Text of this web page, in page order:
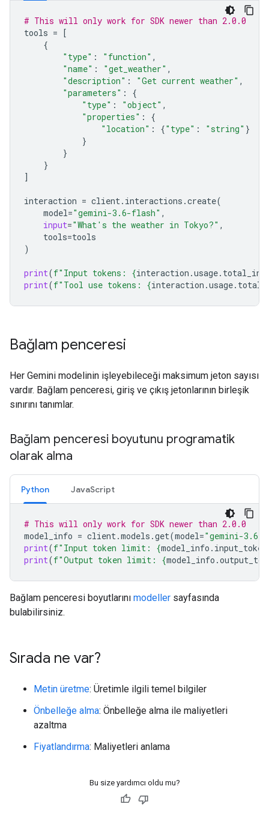
# This will only work for SDK newer than 2.0.0
tools = [
{
"type" : "function" ,
"name" : "get_weather" ,
"description" : "Get current weather" ,
"parameters" :
{
"type" : "object" ,
"properties" :
{
"location" : {"type" : "string" }
}
}
}
]
interaction = client. interactions .create(
model="gemini-3.6-flash" ,
input="What's the weather in Tokyo?" ,
tools=tools
)
print(f"Input tokens: {interaction .usage.
print(f"Tool use tokens: {interaction .usage.
Bağlam penceresi
Her Gemini modelinin işleyebileceği maksimum jeton sayısı
vardır. Bağlam penceresi, giriş ve çıkış jetonlarının birleşik
sınırını tanımlar.
Bağlam penceresi boyutunu programatik
olarak alma
Python JavaScript
# This will only work for SDK newer than 2.0.0
model_info = client.models .get(model="gemini-3.6-
print(f"Input token limit: {model_info .
print(f"Output token limit: {model_info .
Bağlam penceresi boyutlarını modeller sayfasında
bulabilirsiniz.
Sırada ne var?
Metin üretme: Üretimle ilgili temel bilgiler
Önbelleğe alma: Önbelleğe alma ile maliyetleri
azaltma
Fiyatlandırma: Maliyetleri anlama
Bu size yardımcı oldu mu?